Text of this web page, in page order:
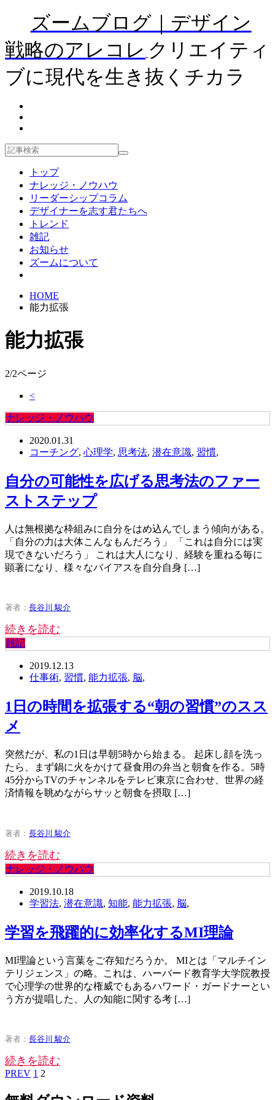
ズームブログ｜デザイン
戦略のアレコレ クリエイティ
ブに現代を生き抜くチカラ
トップ
ナレッジ・ノウハウ
リーダーシップコラム
デザイナーを志す君たちへ
トレンド
雑記
お知らせ
ズームについて
HOME
能力拡張
能力拡張
2/2ページ
<
ナレッジ・ノウハウ
2020.01.31
コーチング, 心理学, 思考法, 潜在意識, 習慣,
自分の可能性を広げる思考法のファー
ストステップ
人は無根拠な枠組みに自分をはめ込んでしまう傾向がある。
「自分の力は大体こんなもんだろう」 「これは自分には実
現できないだろう」 これは大人になり、経験を重ねる毎に
顕著になり、様々なバイアスを自分自身 […]
著者： 長谷川 駿介
続きを読む
雑記
2019.12.13
仕事術, 習慣, 能力拡張, 脳,
1日の時間を拡張する“朝の習慣”のスス
メ
突然だが、私の1日は早朝5時から始まる。 起床し顔を洗っ
たら、まず鍋に火をかけて昼食用の弁当と朝食を作る。5時
45分からTVのチャンネルをテレビ東京に合わせ、世界の経
済情報を眺めながらサッと朝食を摂取 […]
著者： 長谷川 駿介
続きを読む
ナレッジ・ノウハウ
2019.10.18
学習法, 潜在意識, 知能, 能力拡張, 脳,
学習を飛躍的に効率化するMI理論
MI理論という言葉をご存知だろうか。 MIとは「マルチイン
テリジェンス」の略。これは、ハーバード教育学大学院教授
で心理学の世界的な権威でもあるハワード・ガードナーとい
う方が提唱した、人の知能に関する考 […]
著者： 長谷川 駿介
続きを読む
PREV 1 2